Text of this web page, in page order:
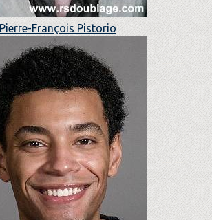
Pierre-François Pistorio